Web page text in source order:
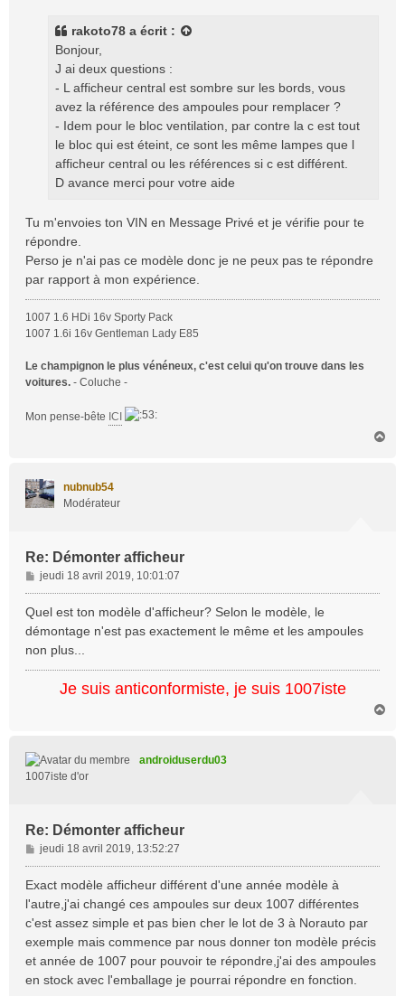
rakoto78 a écrit :
Bonjour,
J ai deux questions :
- L afficheur central est sombre sur les bords, vous
avez la référence des ampoules pour remplacer ?
- Idem pour le bloc ventilation, par contre la c est tout
le bloc qui est éteint, ce sont les même lampes que l
afficheur central ou les références si c est différent.
D avance merci pour votre aide
Tu m'envoies ton VIN en Message Privé et je vérifie pour te
répondre.
Perso je n'ai pas ce modèle donc je ne peux pas te répondre
par rapport à mon expérience.
1007 1.6 HDi 16v Sporty Pack
1007 1.6i 16v Gentleman Lady E85
Le champignon le plus vénéneux, c'est celui qu'on trouve dans les
voitures. - Coluche -
Mon pense-bête ICI
nubnub54
Modérateur
Re: Démonter afficheur
M
e
s
s
g
e
jeudi 18 avril 2019, 10:01:07
Quel est ton modèle d'afficheur? Selon le modèle, le
démontage n'est pas exactement le même et les ampoules
non plus...
Je suis anticonformiste, je suis 1007iste
androiduserdu03
1007iste d'or
Re: Démonter afficheur
M
e
s
g
e
jeudi 18 avril 2019, 13:52:27
Exact modèle afficheur différent d'une année modèle à
l'autre,j'ai changé ces ampoules sur deux 1007 différentes
c'est assez simple et pas bien cher le lot de 3 à Norauto par
exemple mais commence par nous donner ton modèle précis
et année de 1007 pour pouvoir te répondre,j'ai des ampoules
en stock avec l'emballage je pourrai répondre en fonction.